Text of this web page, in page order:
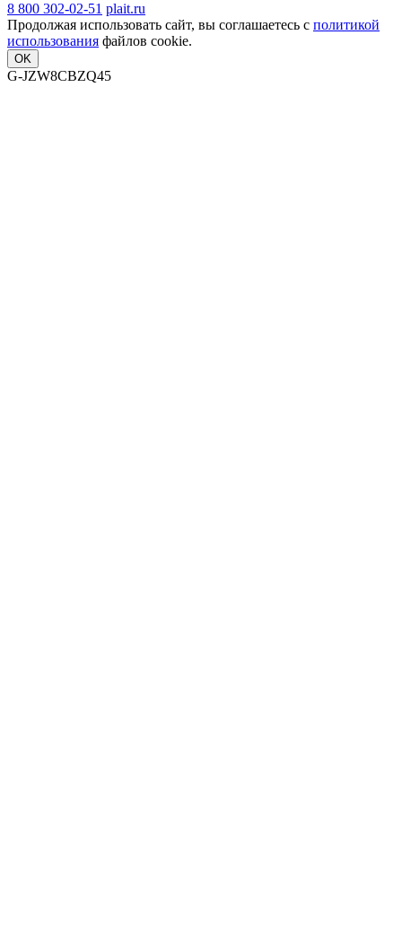
8 800 302-02-51 plait.ru
Продолжая использовать сайт, вы соглашаетесь с политикой
использования файлов cookie.
OK
G-JZW8CBZQ45